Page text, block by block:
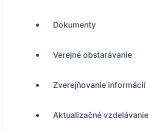
Dokumenty
Verejné obstarávanie
Zverejňovanie informácií
Aktualizačné vzdelávanie